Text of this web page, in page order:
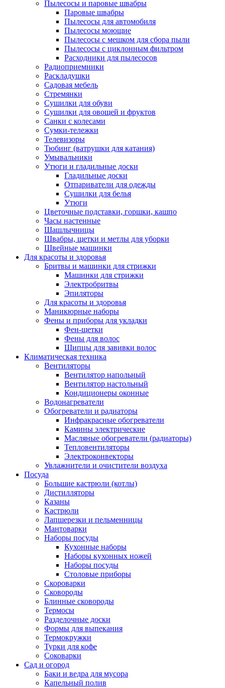
Пылесосы и паровые швабры
Паровые швабры
Пылесосы для автомобиля
Пылесосы моющие
Пылесосы с мешком для сбора пыли
Пылесосы с циклонным фильтром
Расходники для пылесосов
Радиоприемники
Раскладушки
Садовая мебель
Стремянки
Сушилки для обуви
Сушилки для овощей и фруктов
Санки с колесами
Сумки-тележки
Телевизоры
Тюбинг (ватрушки для катания)
Умывальники
Утюги и гладильные доски
Гладильные доски
Отпариватели для одежды
Сушилки для белья
Утюги
Цветочные подставки, горшки, кашпо
Часы настенные
Шашлычницы
Швабры, щетки и метлы для уборки
Швейные машинки
Для красоты и здоровья
Бритвы и машинки для стрижки
Машинки для стрижки
Электробритвы
Эпиляторы
Для красоты и здоровья
Маникюрные наборы
Фены и приборы для укладки
Фен-щетки
Фены для волос
Щипцы для завивки волос
Климатическая техника
Вентиляторы
Вентилятор напольный
Вентилятор настольный
Кондиционеры оконные
Водонагреватели
Обогреватели и радиаторы
Инфракрасные обогреватели
Камины электрические
Масляные обогреватели (радиаторы)
Тепловентиляторы
Электроконвекторы
Увлажнители и очистители воздуха
Посуда
Большие кастрюли (котлы)
Дистилляторы
Казаны
Кастрюли
Лапшерезки и пельменницы
Мантоварки
Наборы посуды
Кухонные наборы
Наборы кухонных ножей
Наборы посуды
Столовые приборы
Скороварки
Сковороды
Блинные сковороды
Термосы
Разделочные доски
Формы для выпекания
Термокружки
Турки для кофе
Соковарки
Сад и огород
Баки и ведра для мусора
Капельный полив